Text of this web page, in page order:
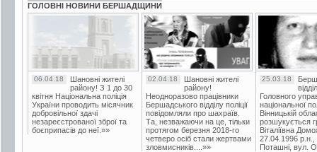
ГОЛОВНІ НОВИНИ БЕРШАДЩИНИ
06.04.18
Шановні жителі
району! З 1 до 30
квітня Національна поліція
України проводить місячник
добровільної здачі
незареєстрованої зброї та
боєприпасів до неї.»»
02.04.18
Шановні жителі
району!
Неодноразово працівники
Бершадського відділу поліції
повідомляли про шахраїв.
Та, незважаючи на це, тільки
протягом березня 2018-го
четверо осіб стали жертвами
зловмисників....»»
25.03.18
Головного
національної
Вінницькій
розшукується
Віталіївна
27.04.1996 р.н.,
Поташні, вул.